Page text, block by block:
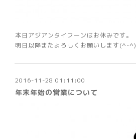
本日アジアンタイフーンはお休みです。
明日以降またよろしくお願いします(^-^)
2016-11-28 01:11:00
年末年始の営業について